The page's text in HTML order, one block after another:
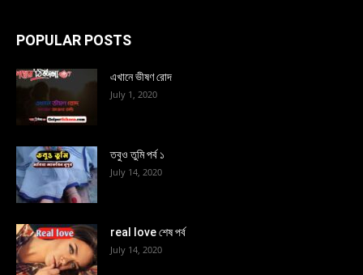
POPULAR POSTS
এখানে ভীষণ রোদ
July 1, 2020
তবুও তুমি পর্ব ১
July 14, 2020
real love শেষ পর্ব
July 14, 2020